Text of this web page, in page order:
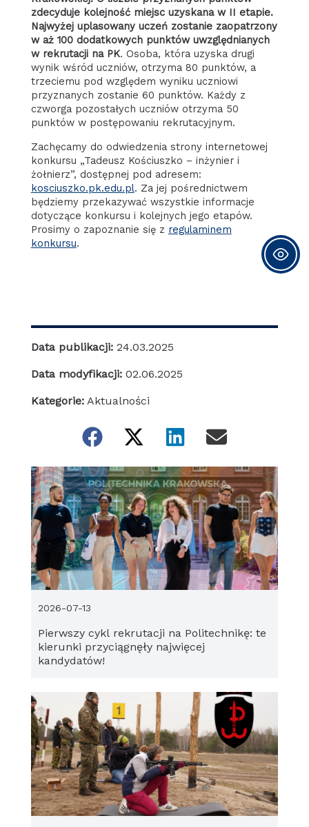
zdecyduje kolejność miejsc uzyskana w II etapie.
Najwyżej uplasowany uczeń zostanie zaopatrzony
w aż 100 dodatkowych punktów uwzględnianych
w rekrutacji na PK. Osoba, która uzyska drugi
wynik wśród uczniów, otrzyma 80 punktów, a
trzeciemu pod względem wyniku uczniowi
przyznanych zostanie 60 punktów. Każdy z
czworga pozostałych uczniów otrzyma 50
punktów w postępowaniu rekrutacyjnym.
Zachęcamy do odwiedzenia strony internetowej
konkursu „Tadeusz Kościuszko – inżynier i
żołnierz”, dostępnej pod adresem:
kosciuszko.pk.edu.pl. Za jej pośrednictwem
będziemy przekazywać wszystkie informacje
dotyczące konkursu i kolejnych jego etapów.
Prosimy o zapoznanie się z regulaminem
konkursu.
Data publikacji: 24.03.2025
Data modyfikacji: 02.06.2025
Kategorie: Aktualności
Pierwszy cykl rekrutacji na Politechnikę: te
kierunki przyciągnęły najwięcej
kandydatów!
2026-07-13